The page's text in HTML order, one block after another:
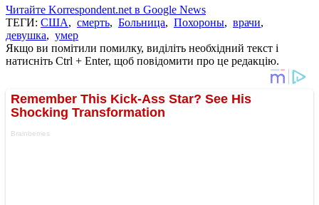
Читайте Korrespondent.net в Google News
ТЕГИ: США, смерть, Больница, Похороны, врачи,
девушка, умер
Якщо ви помітили помилку, виділіть необхідний текст і
натисніть Ctrl + Enter, щоб повідомити про це редакцію.